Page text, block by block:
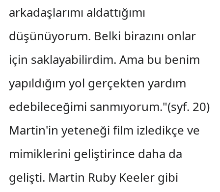
arkadaşlarımı aldattığımı
düşünüyorum. Belki birazını onlar
için saklayabilirdim. Ama bu benim
yapıldığım yol gerçekten yardım
edebileceğimi sanmıyorum."(syf. 20)
Martin'in yeteneği film izledikçe ve
mimiklerini geliştirince daha da
gelişti. Martin Ruby Keeler gibi